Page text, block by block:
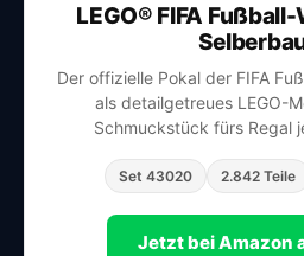
LEGO® FIFA
Der offizielle Pokal der FIFA
als detailgetreues LEGO-
Schmuckstück fürs Regal
Set 43020 2.842 Teile
Jetzt bei Amazon